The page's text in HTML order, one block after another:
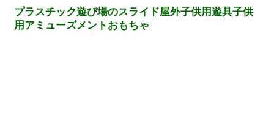
事例
プラスチック遊び場のスライド屋外子供用遊具子供
用アミューズメントおもちゃ